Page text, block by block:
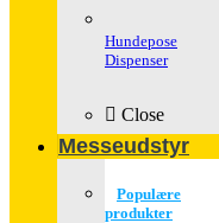
Hundepose
Dispenser
Close
Messeudstyr
Populære
produkter